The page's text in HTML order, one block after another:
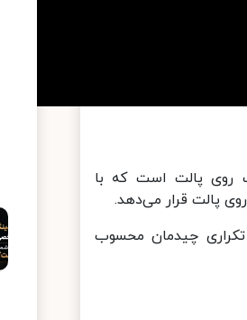
پالت است که با
پالت قرار می‌دهد.
چیدمان محسوب